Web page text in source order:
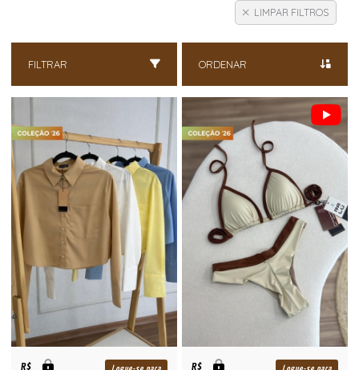
LIMPAR FILTROS
FILTRAR ORDENAR